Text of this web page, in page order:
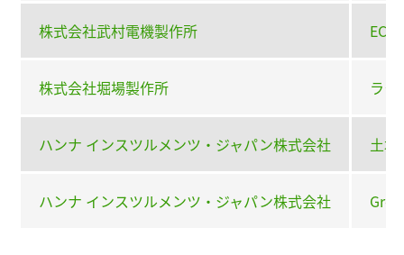
株式会社武村電機製作所
株式会社堀場製作所 ラ
ハンナ インスツルメンツ・ジャパン株式会社 土
ハンナ インスツルメンツ・ジャパン株式会社